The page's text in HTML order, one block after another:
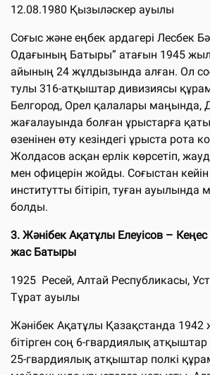
12.08.1980 Қызыләскер ауылы
Соғыс және еңбек ардагері Лесбек
Одағының Батыры” атағын 1945
айының 24 жұлдызында алған. Ол
тулы 316-атқыштар дивизиясы
Белгород, Орел қалалары маңында,
жағалауында болған ұрыстарға
өзенінен өту кезіндегі ұрыста рота
Жолдасов асқан ерлік көрсетіп,
мен офицерін жойды. Соғыстан
институтты бітіріп, туған ауылында
болды.
3. Жәнібек Ақатұлы Елеуісов –
жас Батыры
1925 Ресей, Алтай Республикасы,
Тұрат ауылы
Жәнібек Ақатұлы Қазақстанда 1942
бітірген соң 6-гвардиялық
25-гвардиялық атқыштар полкі